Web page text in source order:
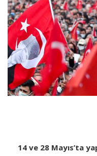
14 ve 28 Mayıs’ta